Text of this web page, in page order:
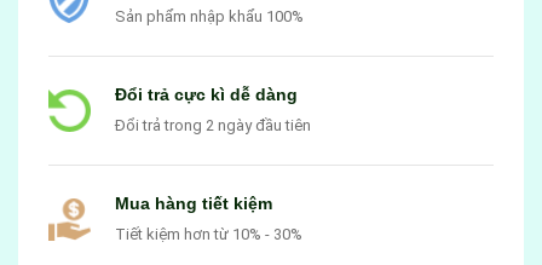
Sản phẩm nhập khẩu 100%
Đổi trả cực kì dễ dàng
Đổi trả trong 2 ngày đầu tiên
Mua hàng tiết kiệm
Tiết kiệm hơn từ 10% - 30%